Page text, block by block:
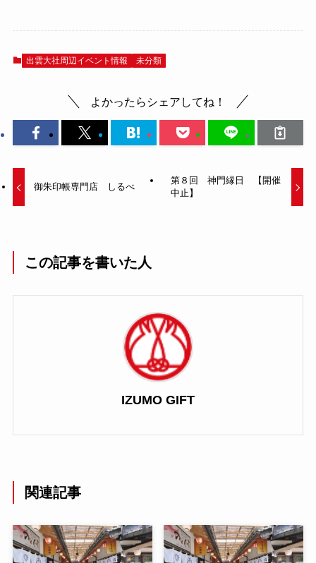
出雲大社周辺イベント情報 未分類
よかったらシェアしてね！
御朱印帳専門店 しるべ
第８回 神門縁日 【開催
中止】
この記事を書いた人
IZUMO GIFT
関連記事